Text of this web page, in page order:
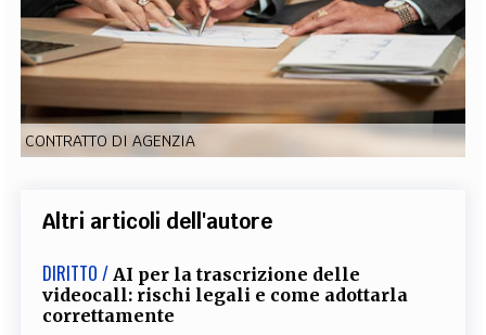
CODICI RUBRICHE LIBRI PROCEEDINGS PUBBLICITÀ CONTATTI
SOCIAL MEDIA
CONTRATTO DI AGENZIA
Altri articoli dell'autore
DIRITTO / AI per la trascrizione delle
videocall: rischi legali e come adottarla
correttamente